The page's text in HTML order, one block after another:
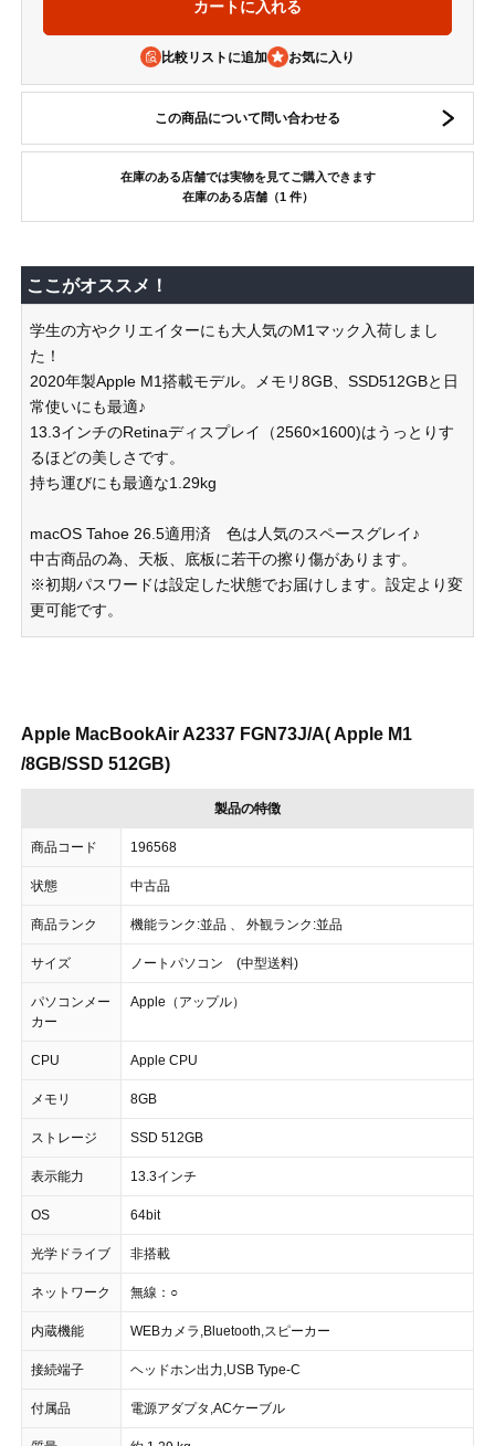
比較リストに追加
この商品について問い合わせる
在庫のある店舗では実物を見てご購入できます
在庫のある店舗（1 件）
ここがオススメ！
学生の方やクリエイターにも大人気のM1マック入荷しまし
た！
2020年製Apple M1搭載モデル。メモリ8GB、SSD512GBと日
常使いにも最適♪
13.3インチのRetinaディスプレイ（2560×1600)はうっとりす
るほどの美しさです。
持ち運びにも最適な1.29kg
macOS Tahoe 26.5適用済 色は人気のスペースグレイ♪
中古商品の為、天板、底板に若干の擦り傷があります。
※初期パスワードは設定した状態でお届けします。設定より変
更可能です。
Apple MacBookAir A2337 FGN73J/A( Apple M1
/8GB/SSD 512GB)
製品の特徴
商品コード 196568
状態 中古品
商品ランク 機能ランク:並品 、 外観ランク:並品
サイズ ノートパソコン (中型送料)
パソコンメー
カー
Apple（アップル）
CPU Apple CPU
メモリ 8GB
ストレージ SSD 512GB
表示能力 13.3インチ
OS 64bit
光学ドライブ 非搭載
ネットワーク 無線：○
内蔵機能 WEBカメラ,Bluetooth,スピーカー
接続端子 ヘッドホン出力,USB Type-C
付属品 電源アダプタ,ACケーブル